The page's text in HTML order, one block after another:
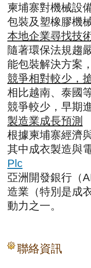
柬埔寨對機械設
包裝及塑橡膠機
本地企業尋找技
隨著環保法規趨
能包裝解決方案
競爭相對較少，
相比越南、泰國
競爭較少，早期
製造業成長預測
根據柬埔寨經濟
其中成衣製造與
Plc
亞洲開發銀行（
造業（特別是成
動力之一。
聯絡資訊